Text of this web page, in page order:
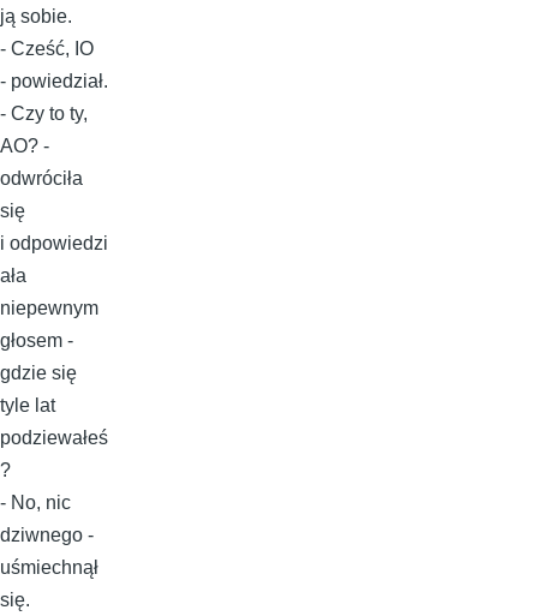
ją sobie.
- Cześć, IO
- powiedział.
- Czy to ty,
AO? -
odwróciła
się
i odpowiedzi
ała
niepewnym
głosem -
gdzie się
tyle lat
podziewałeś
?
- No, nic
dziwnego -
uśmiechnął
się.